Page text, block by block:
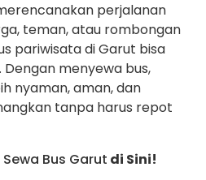
perjalanan
teman, atau rombongan
pariwisata di Garut bisa
menyewa bus,
nyaman, aman, dan
tanpa harus repot
Sewa Bus Garut di Sini!